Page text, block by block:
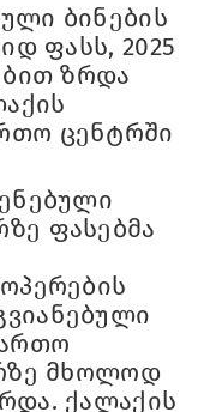
ბინების
ფასს, 2025
ზრდა
ცენტრში
ფასებმა
მხოლოდ
ქალაქის